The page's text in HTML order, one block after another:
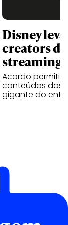
Disney
creators
streaming
Acordo
conteúdos dos
gigante do